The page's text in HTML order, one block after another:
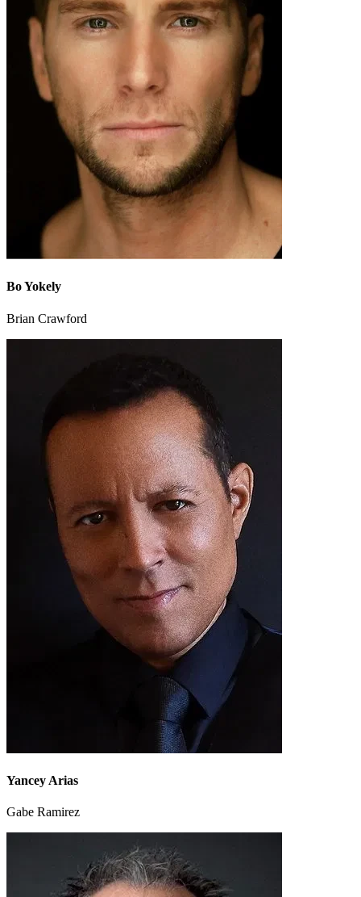
Bo Yokely
Brian Crawford
Yancey Arias
Gabe Ramirez